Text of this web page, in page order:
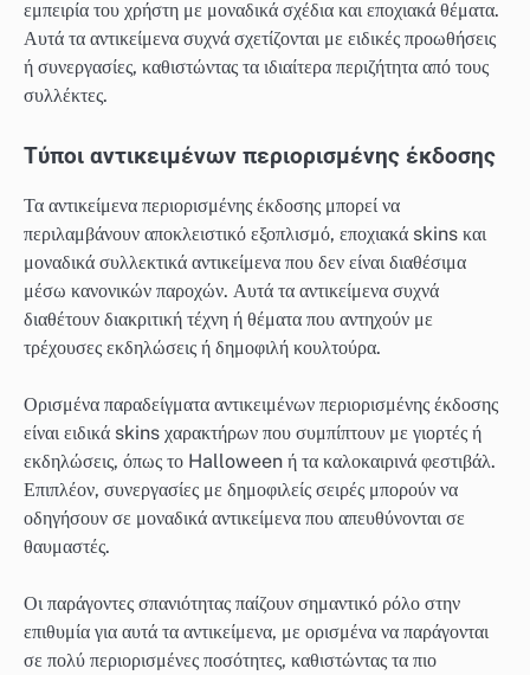
εμπειρία του χρήστη με μοναδικά σχέδια και εποχιακά θέματα.
Αυτά τα αντικείμενα συχνά σχετίζονται με ειδικές προωθήσεις
ή συνεργασίες, καθιστώντας τα ιδιαίτερα περιζήτητα από τους
συλλέκτες.
Τύποι αντικειμένων περιορισμένης έκδοσης
Τα αντικείμενα περιορισμένης έκδοσης μπορεί να
περιλαμβάνουν αποκλειστικό εξοπλισμό, εποχιακά skins και
μοναδικά συλλεκτικά αντικείμενα που δεν είναι διαθέσιμα
μέσω κανονικών παροχών. Αυτά τα αντικείμενα συχνά
διαθέτουν διακριτική τέχνη ή θέματα που αντηχούν με
τρέχουσες εκδηλώσεις ή δημοφιλή κουλτούρα.
Ορισμένα παραδείγματα αντικειμένων περιορισμένης έκδοσης
είναι ειδικά skins χαρακτήρων που συμπίπτουν με γιορτές ή
εκδηλώσεις, όπως το Halloween ή τα καλοκαιρινά φεστιβάλ.
Επιπλέον, συνεργασίες με δημοφιλείς σειρές μπορούν να
οδηγήσουν σε μοναδικά αντικείμενα που απευθύνονται σε
θαυμαστές.
Οι παράγοντες σπανιότητας παίζουν σημαντικό ρόλο στην
επιθυμία για αυτά τα αντικείμενα, με ορισμένα να παράγονται
σε πολύ περιορισμένες ποσότητες, καθιστώντας τα πιο